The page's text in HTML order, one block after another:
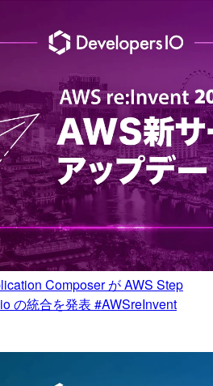
Composer が AWS Step
の統合を発表 #AWSreInvent